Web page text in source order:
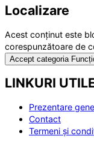
Localizare
Acest conținut este
corespunzătoare de
Accept categoria
LINKURI
Prezentare
Contact
Termeni și